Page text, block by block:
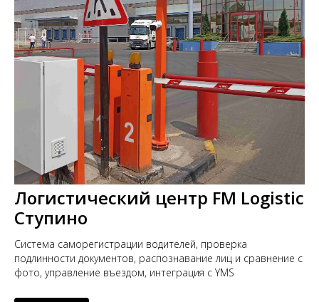
Логистический центр FM Logistic
Ступино
Система саморегистрации водителей, проверка
подлинности документов, распознавание лиц и сравнение с
фото, управление въездом, интеграция с YMS